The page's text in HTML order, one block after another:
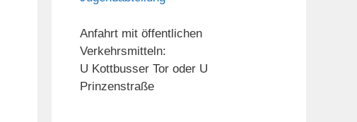
Anfahrt mit öffentlichen
Verkehrsmitteln:
U Kottbusser Tor oder U
Prinzenstraße